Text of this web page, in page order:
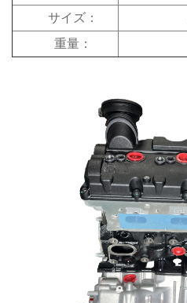
サイズ：
重量：